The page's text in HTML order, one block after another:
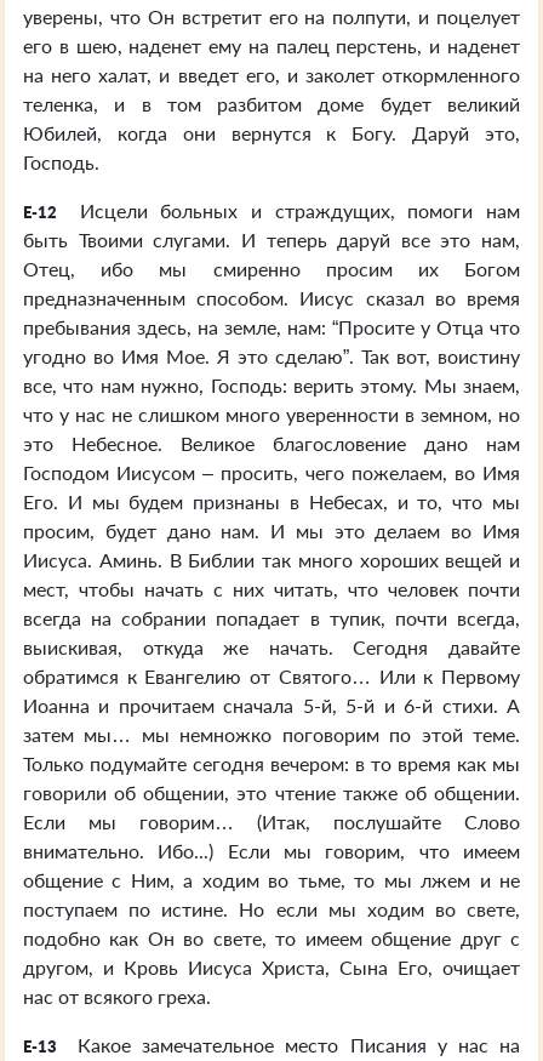
уверены, что Он встретит его на полпути, и поцелует
его в шею, наденет ему на палец перстень, и наденет
на него халат, и введет его, и заколет откормленного
теленка, и в том разбитом доме будет великий
Юбилей, когда они вернутся к Богу. Даруй это,
Господь.
E-12
Исцели больных и страждущих, помоги нам
быть Твоими слугами. И теперь даруй все это нам,
Отец, ибо мы смиренно просим их Богом
предназначенным способом. Иисус сказал во время
пребывания здесь, на земле, нам: “Просите у Отца что
угодно во Имя Мое. Я это сделаю”. Так вот, воистину
все, что нам нужно, Господь: верить этому. Мы знаем,
что у нас не слишком много уверенности в земном, но
это Небесное. Великое благословение дано нам
Господом Иисусом – просить, чего пожелаем, во Имя
Его. И мы будем признаны в Небесах, и то, что мы
просим, будет дано нам. И мы это делаем во Имя
Иисуса. Аминь. В Библии так много хороших вещей и
мест, чтобы начать с них читать, что человек почти
всегда на собрании попадает в тупик, почти всегда,
выискивая, откуда же начать. Сегодня давайте
обратимся к Евангелию от Святого… Или к Первому
Иоанна и прочитаем сначала 5-й, 5-й и 6-й стихи. А
затем мы… мы немножко поговорим по этой теме.
Только подумайте сегодня вечером: в то время как мы
говорили об общении, это чтение также об общении.
Если мы говорим… (Итак, послушайте Слово
внимательно. Ибо...) Если мы говорим, что имеем
общение с Ним, а ходим во тьме, то мы лжем и не
поступаем по истине. Но если мы ходим во свете,
подобно как Он во свете, то имеем общение друг с
другом, и Кровь Иисуса Христа, Сына Его, очищает
нас от всякого греха.
E-13
Какое замечательное место Писания у нас на